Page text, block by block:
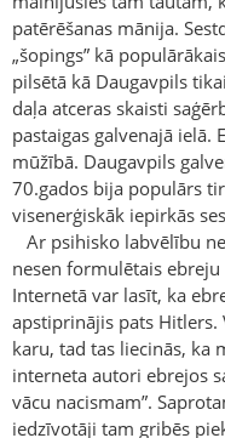
patērēšanas mānija.
„šopings” kā
pilsētā kā Daugavpils
daļa atceras skaisti
pastaigas galvenajā ielā.
mūžībā. Daugavpils
70.gados bija populārs
visenerģiskāk iepirkās
Ar psihisko labvēlību
nesen formulētais ebreju
Internetā var lasīt, ka
apstiprinājis pats Hitlers.
karu, tad tas liecinās, ka
interneta autori ebrejos
vācu nacismam”.
iedzīvotāji tam gribēs